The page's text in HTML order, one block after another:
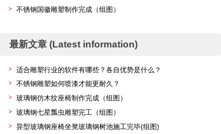
不锈钢国徽雕塑制作完成（组图）
最新文章 (Latest information)
适合雕塑行业的软件有哪些？各自优势是什么？
不锈钢雕塑如何喷漆才能更耐久？
玻璃钢仿木纹座椅制作完成（组图）
玻璃钢七星瓢虫雕塑完工（组图）
异型玻璃钢座椅坐凳玻璃钢树池施工完毕(组图)